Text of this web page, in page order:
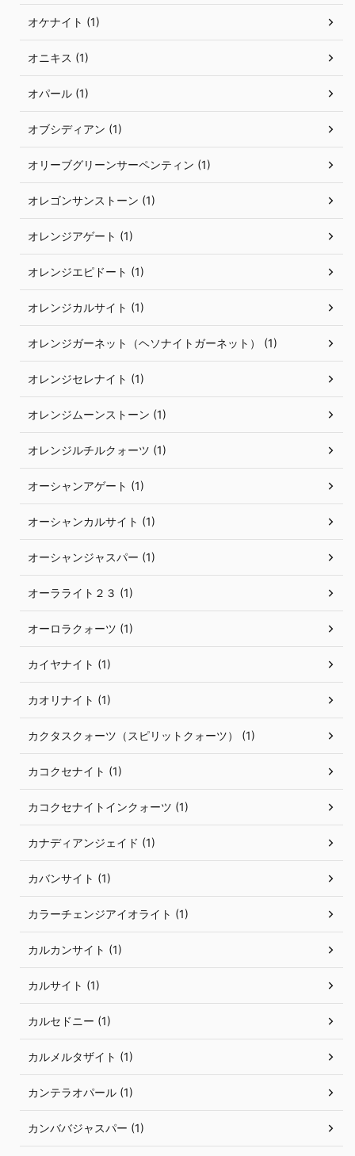
オケナイト (1)
オニキス (1)
オパール (1)
オブシディアン (1)
オリーブグリーンサーペンティン (1)
オレゴンサンストーン (1)
オレンジアゲート (1)
オレンジエピドート (1)
オレンジカルサイト (1)
オレンジガーネット（ヘソナイトガーネット） (1)
オレンジセレナイト (1)
オレンジムーンストーン (1)
オレンジルチルクォーツ (1)
オーシャンアゲート (1)
オーシャンカルサイト (1)
オーシャンジャスパー (1)
オーラライト２３ (1)
オーロラクォーツ (1)
カイヤナイト (1)
カオリナイト (1)
カクタスクォーツ（スピリットクォーツ） (1)
カコクセナイト (1)
カコクセナイトインクォーツ (1)
カナディアンジェイド (1)
カバンサイト (1)
カラーチェンジアイオライト (1)
カルカンサイト (1)
カルサイト (1)
カルセドニー (1)
カルメルタザイト (1)
カンテラオパール (1)
カンババジャスパー (1)